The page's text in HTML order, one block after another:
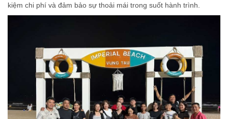
kiệm chi phí và đảm bảo sự thoải mái trong suốt hành trình.